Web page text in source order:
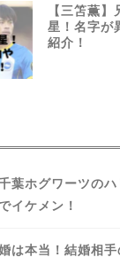
【三笘薫
星！名字が
紹介！
葉ホグワーツの
イケメン！
は本当！結婚相